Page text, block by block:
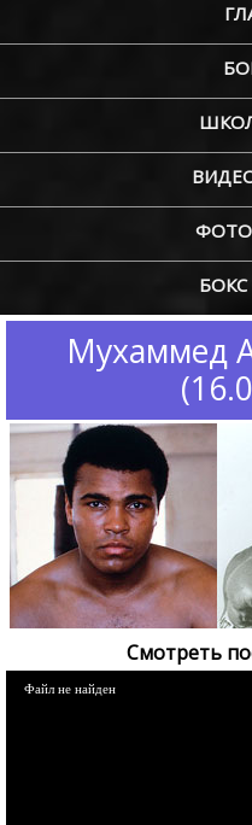
ФОТО
Мухаммед
Смотреть
Файл не найден